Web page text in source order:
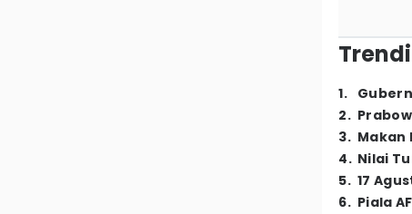
1.
2.
3. Makan
4. Nilai
5. 17
6. Piala